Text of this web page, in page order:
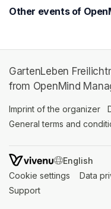
Other events of
GartenLeben
from OpenMind
Imprint of the organizer
General terms and
SWITCH
Cookie settings (opens
Data
Support